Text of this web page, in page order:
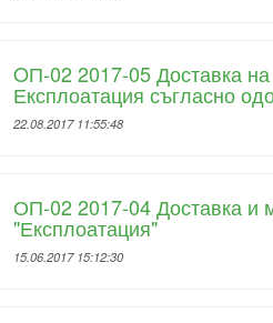
OП-02 2017-05 Доставка
Експлоатация съгласно
22.08.2017 11:55:48
ОП-02 2017-04 Доставка и
"Експлоатация"
15.06.2017 15:12:30